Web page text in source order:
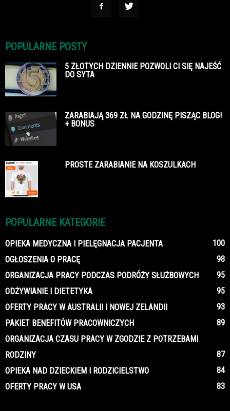
POPULARNE POSTY
5 ZŁOTYCH DZIENNIE POZWOLI CI SIĘ NAJEŚĆ
DO SYTA
ZARABIAJĄ 369 ZŁ NA GODZINĘ PISZĄC BLOG!
+ BONUS
PROSTE ZARABIANIE NA KOSZULKACH
POPULARNE KATEGORIE
OPIEKA MEDYCZNA I PIELĘGNACJA PACJENTA
100
OGŁOSZENIA O PRACĘ
98
ORGANIZACJA PRACY PODCZAS PODRÓŻY SŁUŻBOWYCH
95
ODŻYWIANIE I DIETETYKA
95
OFERTY PRACY W AUSTRALII I NOWEJ ZELANDII
93
PAKIET BENEFITÓW PRACOWNICZYCH
89
ORGANIZACJA CZASU PRACY W ZGODZIE Z POTRZEBAMI
RODZINY
87
OPIEKA NAD DZIECKIEM I RODZICIELSTWO
84
OFERTY PRACY W USA
83